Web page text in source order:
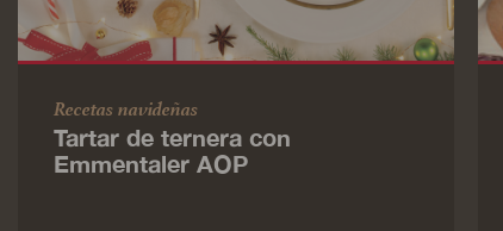
Recetas navideñas
Tartar de ternera con
Emmentaler AOP